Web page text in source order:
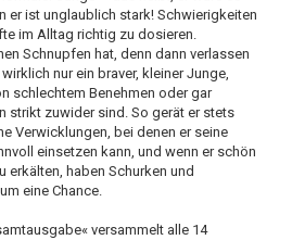
er ist unglaublich stark! Schwierigkeiten
im Alltag richtig zu dosieren.
Schnupfen hat, denn dann verlassen
nur ein braver, kleiner Junge,
schlechtem Benehmen oder gar
strikt zuwider sind. So gerät er stets
Verwicklungen, bei denen er seine
einsetzen kann, und wenn er schön
erkälten, haben Schurken und
eine Chance.
versammelt alle 14